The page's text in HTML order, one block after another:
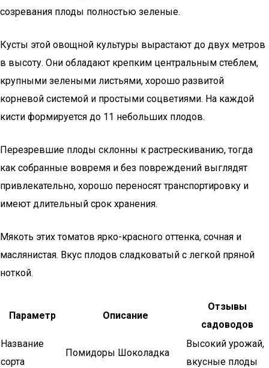
созревания плоды полностью зеленые.
Кусты этой овощной культуры вырастают до двух метров
в высоту. Они обладают крепким центральным стеблем,
крупными зелеными листьями, хорошо развитой
корневой системой и простыми соцветиями. На каждой
кисти формируется до 11 небольших плодов.
Перезревшие плоды склонны к растрескиванию, тогда
как собранные вовремя и без повреждений выглядят
привлекательно, хорошо переносят транспортировку и
имеют длительный срок хранения.
Мякоть этих томатов ярко-красного оттенка, сочная и
маслянистая. Вкус плодов сладковатый с легкой пряной
ноткой.
Параметр Описание
Отзывы
садоводов
Название
сорта
Помидоры Шоколадка
Высокий урожай,
вкусные плоды